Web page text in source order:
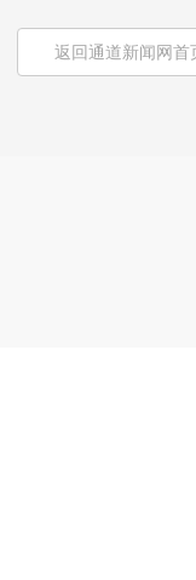
返回通道新闻网首